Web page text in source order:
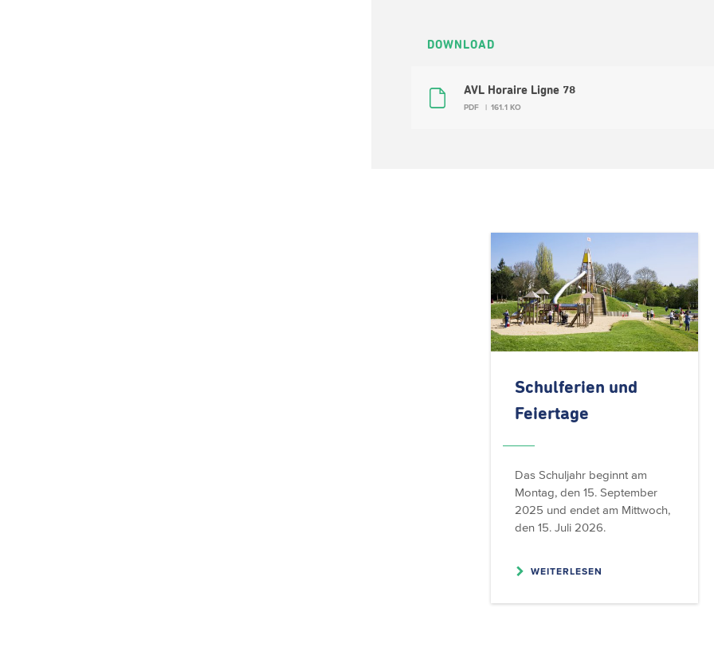
DOWNLOAD
AVL Horaire Ligne 78
PDF 161.1 KO
Schulferien und
Feiertage
Das Schuljahr beginnt am
Montag, den 15. September
2025 und endet am Mittwoch,
den 15. Juli 2026.
WEITERLESEN